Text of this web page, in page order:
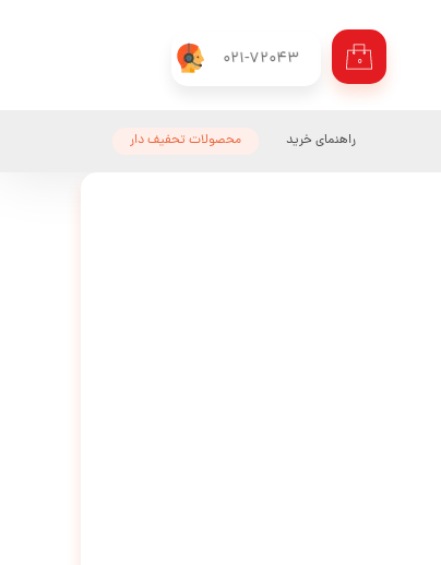
021-72043 ۰
محصولات تحفیف دار راهنمای خرید